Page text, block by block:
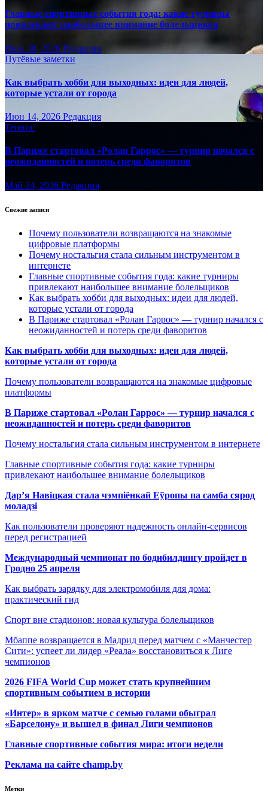
Главные спортивные события года: какие турниры
привлекают наибольшее внимание болельщиков
Июн 30, 2026 Редакция
Путёвые заметки
Как выбрать хобби для выходных: идеи для людей,
которые устали от города
Июн 14, 2026 Редакция
Теннис
В Париже стартовал «Ролан Гаррос» — турнир начался с
неожиданностей и потерь среди фаворитов
Май 24, 2026 Редакция
Свежие записи
Почему пользователи возвращаются на знакомые
цифровые платформы
Почему ностальгия стала сильным инструментом в
интернете
Главные спортивные события года: какие турниры
привлекают наибольшее внимание болельщиков
Как выбрать хобби для выходных: идеи для людей,
которые устали от города
В Париже стартовал «Ролан Гаррос» — турнир начался с
неожиданностей и потерь среди фаворитов
Как выбрать хобби для выходных: идеи для людей,
которые устали от города
Почему пользователи возвращаются на знакомые цифровые
платформы
В Париже стартовал «Ролан Гаррос» — турнир начался с
неожиданностей и потерь среди фаворитов
Почему ностальгия стала сильным инструментом в интернете
Главные спортивные события года: какие турниры
привлекают наибольшее внимание болельщиков
Дар’я Навіцкая стала чэмпіёнкай Еўропы па самба сярод
моладзі
Как пользователи проверяют надежность онлайн-сервисов
перед регистрацией
Международный чемпионат по бодибилдингу пройдет в
Гродно 25 апреля
Как выбрать зарядку для электромобиля для дома:
практический гид
Спорт вне стадионов: новая культура болельщиков
Мбаппе возвращается в Мадрид перед матчем с «Манчестер
Сити»: успеет ли лидер «Реала» восстановиться к Лиге
чемпионов
2026 FIFA World Cup может стать крупнейшим
спортивным событием в истории
«Интер» в ярком матче с семью голами обыграл
«Барселону» и вышел в финал Лиги чемпионов
Главные спортивные события мира: итоги недели
Реклама на сайте champ.by
Метки